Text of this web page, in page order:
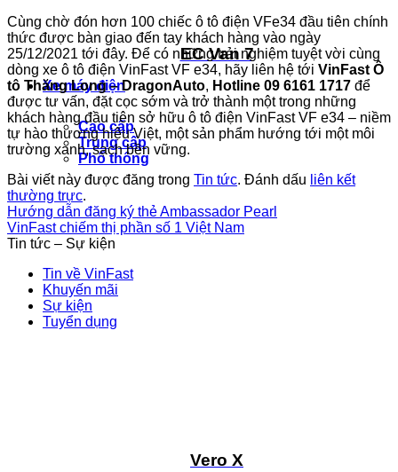
EC Van 7
Xe máy điện
Cao cấp
Trung cấp
Phổ thông
Vero X
Cùng chờ đón hơn 100 chiếc ô tô điện VFe34 đầu tiên chính
thức được bàn giao đến tay khách hàng vào ngày
25/12/2021 tới đây. Để có những trải nghiệm tuyệt vời cùng
dòng xe ô tô điện VinFast VF e34, hãy liên hệ tới VinFast Ô
tô Thăng Long – DragonAuto, Hotline 09 6161 1717 để
được tư vấn, đặt cọc sớm và trở thành một trong những
khách hàng đầu tiên sở hữu ô tô điện VinFast VF e34 – niềm
tự hào thương hiệu Việt, một sản phẩm hướng tới một môi
trường xanh, sạch bền vững.
Bài viết này được đăng trong Tin tức. Đánh dấu liên kết
thường trực.
Hướng dẫn đăng ký thẻ Ambassador Pearl
VinFast chiếm thị phần số 1 Việt Nam
Tin tức – Sự kiện
Tin về VinFast
Khuyến mãi
Sự kiện
Tuyển dụng